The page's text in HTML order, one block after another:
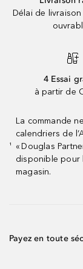
Délai de
4 Essai
à partir de
¹
La commande
calendriers de
« Douglas
disponible pour
magasin.
Payez en toute